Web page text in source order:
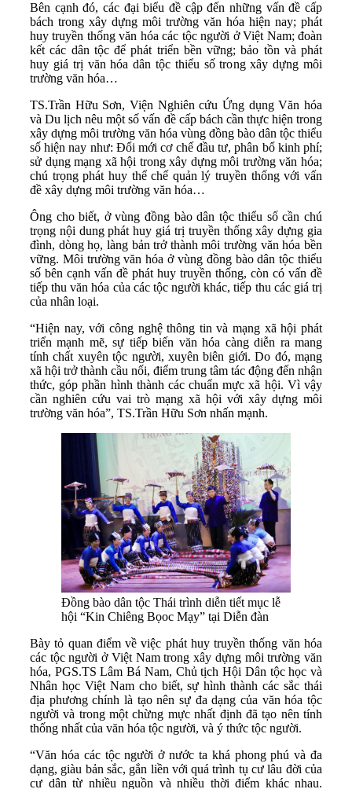
Bên cạnh đó, các đại biểu đề cập đến những vấn đề cấp
bách trong xây dựng môi trường văn hóa hiện nay; phát
huy truyền thống văn hóa các tộc người ở Việt Nam; đoàn
kết các dân tộc để phát triển bền vững; bảo tồn và phát
huy giá trị văn hóa dân tộc thiểu số trong xây dựng môi
trường văn hóa…
TS.Trần Hữu Sơn, Viện Nghiên cứu Ứng dụng Văn hóa
và Du lịch nêu một số vấn đề cấp bách cần thực hiện trong
xây dựng môi trường văn hóa vùng đồng bào dân tộc thiểu
số hiện nay như: Đổi mới cơ chế đầu tư, phân bổ kinh phí;
sử dụng mạng xã hội trong xây dựng môi trường văn hóa;
chú trọng phát huy thể chế quản lý truyền thống với vấn
đề xây dựng môi trường văn hóa…
Ông cho biết, ở vùng đồng bào dân tộc thiểu số cần chú
trọng nội dung phát huy giá trị truyền thống xây dựng gia
đình, dòng họ, làng bản trở thành môi trường văn hóa bền
vững. Môi trường văn hóa ở vùng đồng bào dân tộc thiểu
số bên cạnh vấn đề phát huy truyền thống, còn có vấn đề
tiếp thu văn hóa của các tộc người khác, tiếp thu các giá trị
của nhân loại.
“Hiện nay, với công nghệ thông tin và mạng xã hội phát
triển mạnh mẽ, sự tiếp biến văn hóa càng diễn ra mang
tính chất xuyên tộc người, xuyên biên giới. Do đó, mạng
xã hội trở thành cầu nối, điểm trung tâm tác động đến nhận
thức, góp phần hình thành các chuẩn mực xã hội. Vì vậy
cần nghiên cứu vai trò mạng xã hội với xây dựng môi
trường văn hóa”, TS.Trần Hữu Sơn nhấn mạnh.
Đồng bào dân tộc Thái trình diễn tiết mục lễ
hội “Kin Chiêng Bọoc Mạy” tại Diễn đàn
Bày tỏ quan điểm về việc phát huy truyền thống văn hóa
các tộc người ở Việt Nam trong xây dựng môi trường văn
hóa, PGS.TS Lâm Bá Nam, Chủ tịch Hội Dân tộc học và
Nhân học Việt Nam cho biết, sự hình thành các sắc thái
địa phương chính là tạo nên sự đa dạng của văn hóa tộc
người và trong một chừng mực nhất định đã tạo nên tính
thống nhất của văn hóa tộc người, và ý thức tộc người.
“Văn hóa các tộc người ở nước ta khá phong phú và đa
dạng, giàu bản sắc, gắn liền với quá trình tụ cư lâu đời của
cư dân từ nhiều nguồn và nhiều thời điểm khác nhau.